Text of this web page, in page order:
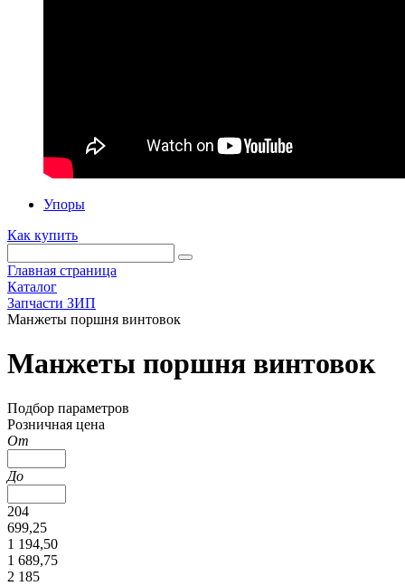
Упоры
Как купить
Главная страница
Каталог
Запчасти ЗИП
Манжеты поршня винтовок
Манжеты поршня винтовок
Подбор параметров
Розничная цена
От
До
204
699,25
1 194,50
1 689,75
2 185